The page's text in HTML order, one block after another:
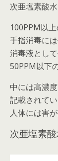
次亜塩素酸
100PPM以上
手指消毒には
消毒液として
50PPM以下
中には高濃
記載されて
人体には害
次亜塩素